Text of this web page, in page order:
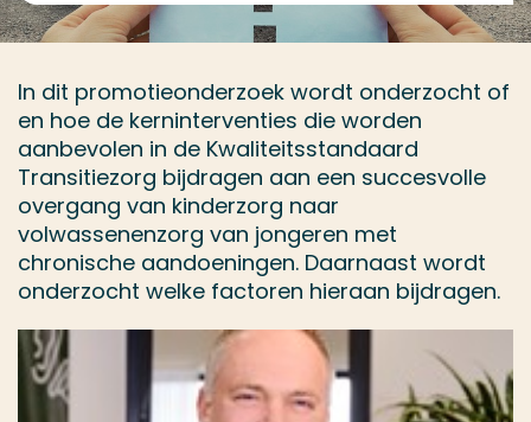
In dit promotieonderzoek wordt onderzocht of
en hoe de kerninterventies die worden
aanbevolen in de Kwaliteitsstandaard
Transitiezorg bijdragen aan een succesvolle
overgang van kinderzorg naar
volwassenenzorg van jongeren met
chronische aandoeningen. Daarnaast wordt
onderzocht welke factoren hieraan bijdragen.